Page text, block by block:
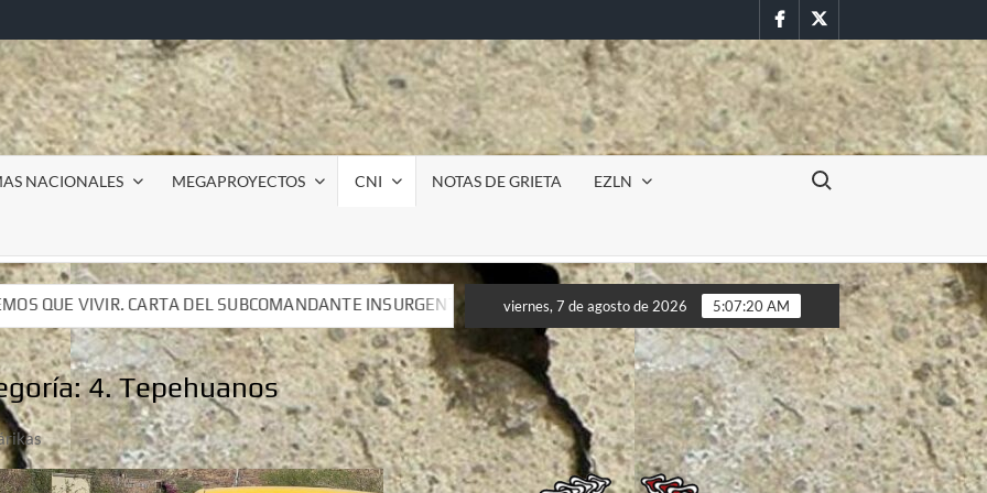
FacebookTwitter
NACIONALES MEGAPROYECTOS CNI NOTAS DE GRIETA EZLN
Buscar:
INSURGENTE MOISÉS A LUIS DE TAVIRA
Incursión militar en la UAEM (Morelos) durante paro estudiantil
INSURGENTE MOISÉS A LUIS DE TAVIRA
Incursión militar en la UAEM (Morelos) durante paro estudiantil
viernes, 7 de agosto de 2026 5:07:22 AM
4. Tepehuanos